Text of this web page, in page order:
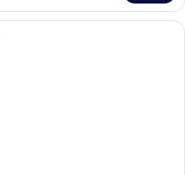
Una habitación de hotel con una